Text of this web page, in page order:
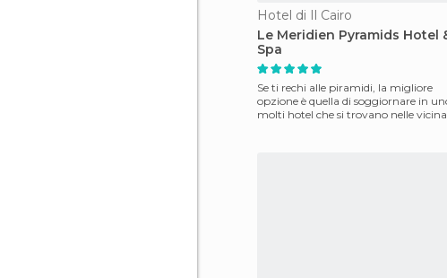
Hotel di Il Cairo
Le Meridien Pyramids Hotel
Spa
Se ti rechi alle piramidi, la migliore
opzione è quella di soggiornare in
molti hotel che si trovano nelle